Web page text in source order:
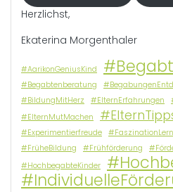
Herzlichst,
Ekaterina Morgenthaler
#AarikonGeniusKind
#Begabtenberatung
#BildungMitHerz
#ElternErfahrungen
#ElternMutMachen
#Experimentierfreude
#FrüheBildung
#Frühförderung
#HochbegabteKinder